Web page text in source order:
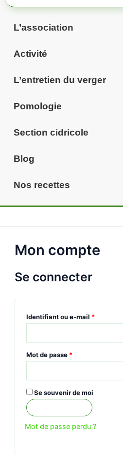
L’association
Activité
L’entretien du verger
Pomologie
Section cidricole
Blog
Nos recettes
Mon compte
Se connecter
Identifiant ou e-mail *
Mot de passe *
Se souvenir de moi
Mot de passe perdu ?